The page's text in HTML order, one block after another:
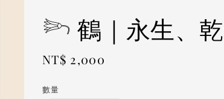
𓆸 鶴｜永生、
Regular
NT$ 2,000
數量